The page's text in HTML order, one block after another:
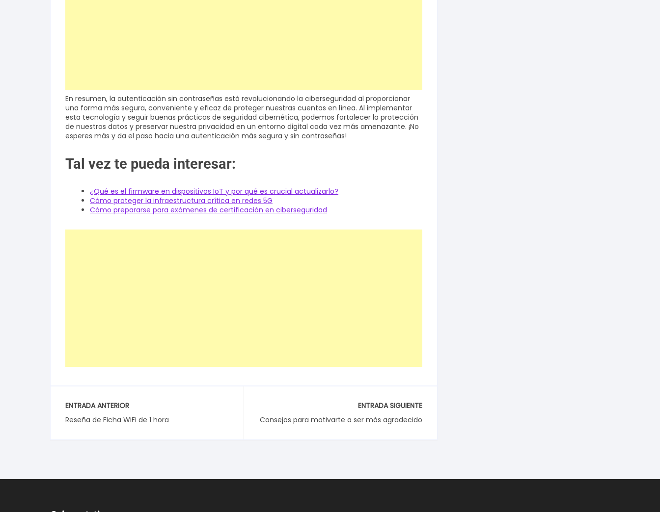
En resumen, la autenticación sin contraseñas está revolucionando la ciberseguridad al proporcionar
una forma más segura, conveniente y eficaz de proteger nuestras cuentas en línea. Al implementar
esta tecnología y seguir buenas prácticas de seguridad cibernética, podemos fortalecer la protección
de nuestros datos y preservar nuestra privacidad en un entorno digital cada vez más amenazante. ¡No
esperes más y da el paso hacia una autenticación más segura y sin contraseñas!
Tal vez te pueda interesar:
¿Qué es el firmware en dispositivos IoT y por qué es crucial actualizarlo?
Cómo proteger la infraestructura crítica en redes 5G
Cómo prepararse para exámenes de certificación en ciberseguridad
ENTRADA ANTERIOR
Reseña de Ficha WiFi de 1 hora
ENTRADA SIGUIENTE
Consejos para motivarte a ser más agradecido